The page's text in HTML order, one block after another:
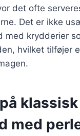
det ofte
Det er ikke
med krydderier
hvilket tilføjer
klassisk
med